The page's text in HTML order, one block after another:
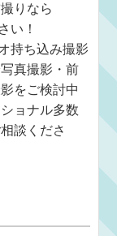
りなら
い！
持ち込み撮影
真撮影・前
をご検討中
ョナル多数
談くださ